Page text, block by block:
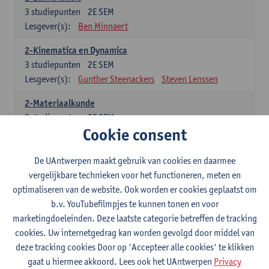
2E SEM
3 studiepunten
Lesgever(s):
Ben Minnaert
2-Kinematica en Dynamica
2E SEM
3 studiepunten
Lesgever(s):
Gunther Steenackers Steven Lenssen
2-Materiaalkunde
2E SEM
3studiepunten
Linda Beenaerts
2-Wiskunde
2E SEM
studiepunten
Lesgever(s):
Rudi Penne Jeffrey Cornelis
Kris Annaert
Stijn Dierckx
Annelies Fabri
Senne Ignoul
Specifiek deel
15 studiepunten
Cookie consent
De UAntwerpen maakt gebruik van cookies en daarmee
vergelijkbare technieken voor het functioneren, meten en
optimaliseren van de website. Ook worden er cookies geplaatst om
b.v. YouTubefilmpjes te kunnen tonen en voor
marketingdoeleinden. Deze laatste categorie betreffen de tracking
cookies. Uw internetgedrag kan worden gevolgd door middel van
deze tracking cookies Door op 'Accepteer alle cookies' te klikken
gaat u hiermee akkoord. Lees ook het UAntwerpen Privacy